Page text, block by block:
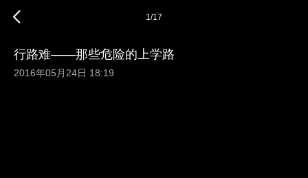
1/17
行路难——那些危险的上学路
2016年05月24日 18:19